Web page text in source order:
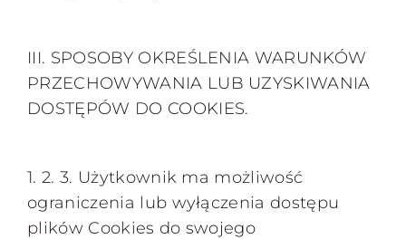
III. SPOSOBY OKREŚLENIA WARUNKÓW
PRZECHOWYWANIA LUB UZYSKIWANIA
DOSTĘPÓW DO COOKIES.
1. 2. 3. Użytkownik ma możliwość
ograniczenia lub wyłączenia dostępu
plików Cookies do swojego